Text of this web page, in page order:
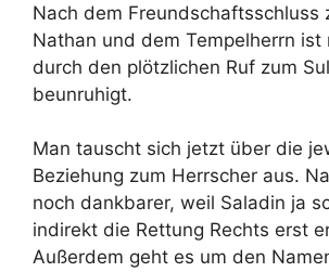
Nach dem Freundschaftsschluss
Nathan und dem Tempelherrn ist
durch den plötzlichen Ruf zum
beunruhigt.
Man tauscht sich jetzt über die
Beziehung zum Herrscher aus.
noch dankbarer, weil Saladin ja
indirekt die Rettung Rechts erst
Außerdem geht es um den